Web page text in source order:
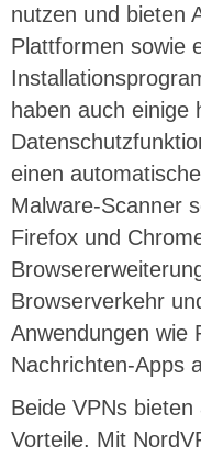
nutzen und bieten
Plattformen sowie
haben auch einige
einen
Malware-Scanner
Firefox und
Browserverkehr
Anwendungen wie
Nachrichten-Apps
Beide VPNs
Vorteile. Mit